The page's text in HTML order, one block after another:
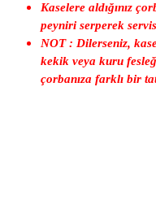
Kaselere aldığınız
peyniri serperek
NOT : Dilerseniz,
kekik veya kuru
çorbanıza farklı bir